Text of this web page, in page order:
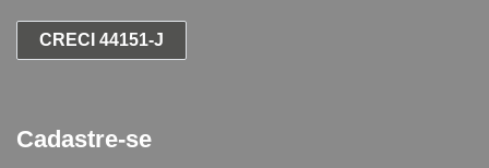
CRECI 44151-J
Cadastre-se